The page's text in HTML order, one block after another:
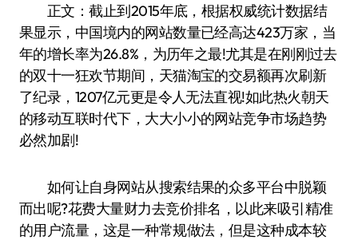
正文：截止到2015年底，根据权威统计数据结
果显示，中国境内的网站数量已经高达423万家，当
年的增长率为26.8%，为历年之最!尤其是在刚刚过去
的双十一狂欢节期间，天猫淘宝的交易额再次刷新
了纪录，1207亿元更是令人无法直视!如此热火朝天
的移动互联时代下，大大小小的网站竞争市场趋势
必然加剧!
如何让自身网站从搜索结果的众多平台中脱颖
而出呢?花费大量财力去竞价排名，以此来吸引精准
的用户流量，这是一种常规做法，但是这种成本较